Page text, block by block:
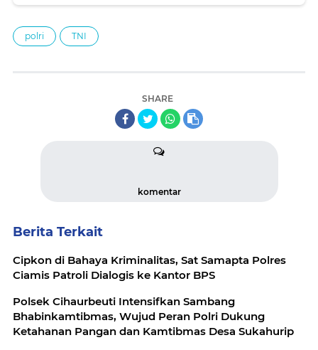
polri TNI
SHARE
komentar
Berita Terkait
Cipkon di Bahaya Kriminalitas, Sat Samapta Polres
Ciamis Patroli Dialogis ke Kantor BPS
Polsek Cihaurbeuti Intensifkan Sambang
Bhabinkamtibmas, Wujud Peran Polri Dukung
Ketahanan Pangan dan Kamtibmas Desa Sukahurip